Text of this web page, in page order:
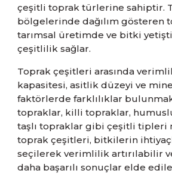
çeşitli toprak türlerine sahiptir.
bölgelerinde dağılım gösteren
tarımsal üretimde ve bitki
çeşitlilik sağlar.
Toprak çeşitleri arasında
kapasitesi, asitlik düzeyi ve
faktörlerde farklılıklar
topraklar, killi topraklar,
taşlı topraklar gibi çeşitli tipleri
toprak çeşitleri, bitkilerin
seçilerek verimlilik artırılabilir
daha başarılı sonuçlar elde